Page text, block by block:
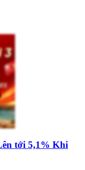
tới 5,1% Khi